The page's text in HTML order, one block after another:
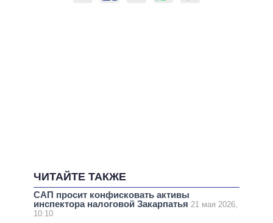
ЧИТАЙТЕ ТАКЖЕ
САП просит конфисковать активы
инспектора налоговой Закарпатья 21 мая 2026,
10:10